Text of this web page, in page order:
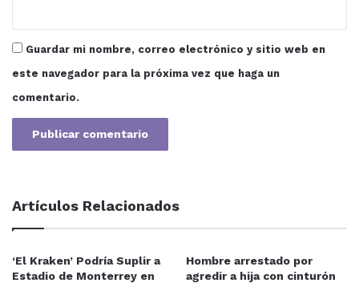
Durante el evento también se reconoció a las maestras
Emilia Borrego Galindo y Armida Martínez Llanes con un
video, en el que comparten su sentir al recordar su
Día del Maestro Homenaje
Mazatlán Premio Profesores
Guardar mi nombre, correo electrónico y sitio web en
este navegador para la próxima vez que haga un
comentario.
Artículos Relacionados
‘El Kraken’ Podría Suplir a
Estadio de Monterrey en
Hombre arrestado por
agredir a hija con cinturón